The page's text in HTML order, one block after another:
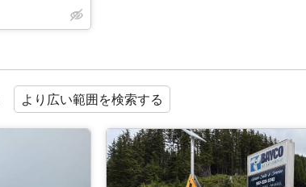
より広い範囲を検索する